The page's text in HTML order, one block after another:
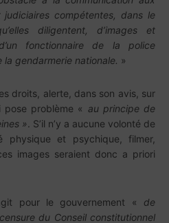
compétentes, dans le
diligentent, d’images et
fonctionnaire de la police
la gendarmerie nationale. »
droits, alerte, dans son avis, sur
problème « au principe de
». S’il n’y a aucune volonté de
physique et psychique, filmer,
images seraient donc a priori
pour le gouvernement « de
du Conseil constitutionnel